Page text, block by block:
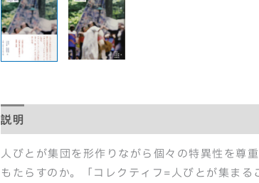
説明
人びとが集団を形作りながら個々の特異性を尊
もたらすのか。「コレクティフ=人びとが集まる